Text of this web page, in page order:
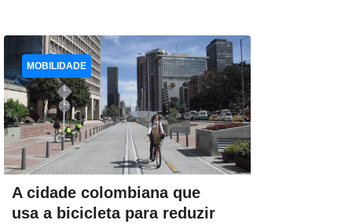
A cidade colombiana que
usa a bicicleta para reduzir
MOBILIDADE